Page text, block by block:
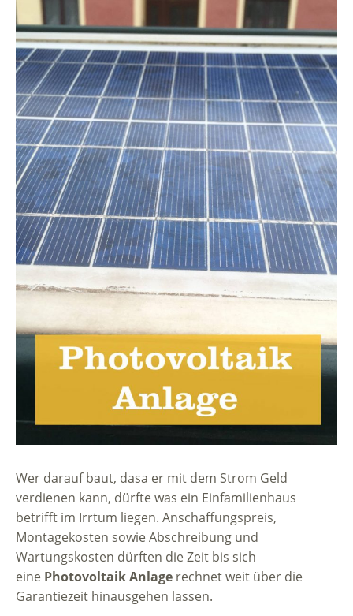
Wer darauf baut, dasa er mit dem Strom Geld
verdienen kann, dürfte was ein Einfamilienhaus
betrifft im Irrtum liegen. Anschaffungspreis,
Montagekosten sowie Abschreibung und
Wartungskosten dürften die Zeit bis sich
eine Photovoltaik Anlage rechnet weit über die
Garantiezeit hinausgehen lassen.